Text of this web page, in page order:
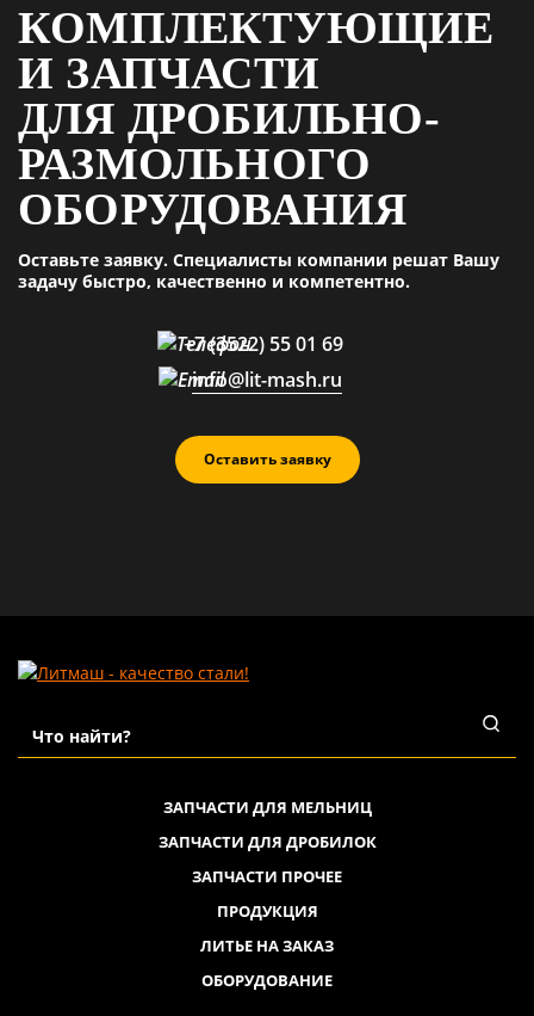
КОМПЛЕКТУЮЩИЕ
И ЗАПЧАСТИ
ДЛЯ ДРОБИЛЬНО-
РАЗМОЛЬНОГО
ОБОРУДОВАНИЯ
Оставьте заявку. Специалисты компании решат Вашу
задачу быстро, качественно и компетентно.
Оставить заявку
+7 (3522) 55 01 69
info@lit-mash.ru
ЗАПЧАСТИ ДЛЯ МЕЛЬНИЦ
ЗАПЧАСТИ ДЛЯ ДРОБИЛОК
ЗАПЧАСТИ ПРОЧЕЕ
ПРОДУКЦИЯ
ЛИТЬЕ НА ЗАКАЗ
ОБОРУДОВАНИЕ